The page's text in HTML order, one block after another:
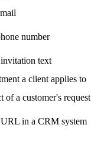
number
text
a client applies to
of a customer's request
in a CRM system